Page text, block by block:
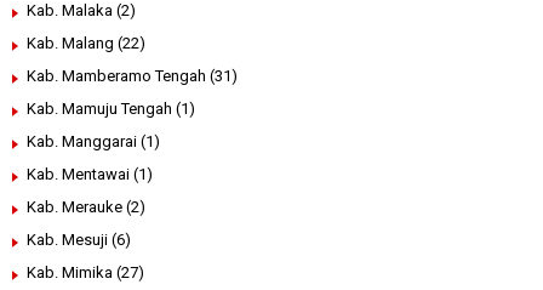
Kab. Malaka (2)
Kab. Malang (22)
Kab. Mamberamo Tengah (31)
Kab. Mamuju Tengah (1)
Kab. Manggarai (1)
Kab. Mentawai (1)
Kab. Merauke (2)
Kab. Mesuji (6)
Kab. Mimika (27)